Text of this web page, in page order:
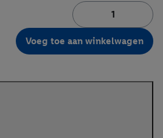
Voeg toe aan winkelwagen